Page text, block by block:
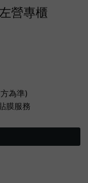
營專櫃
為準)
膜服務